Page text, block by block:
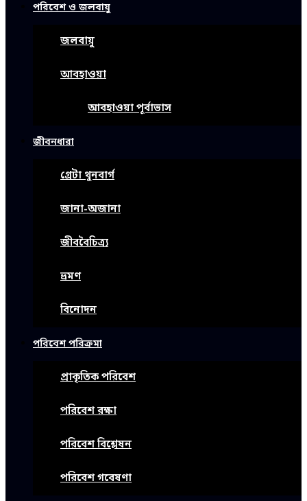
পরিবেশ ও জলবায়ু
জলবায়ু
আবহাওয়া
আবহাওয়া পূর্বাভাস
জীবনধারা
গ্রেটা থুনবার্গ
জানা-অজানা
জীববৈচিত্র্য
ভ্রমণ
বিনোদন
পরিবেশ পরিক্রমা
প্রাকৃতিক পরিবেশ
পরিবেশ রক্ষা
পরিবেশ বিশ্লেষন
পরিবেশ গবেষণা